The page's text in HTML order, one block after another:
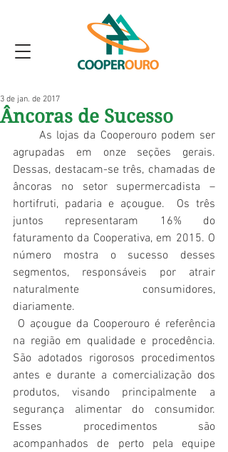
Âncoras de Sucesso
3 de jan. de 2017
      As lojas da Cooperouro podem ser
agrupadas em onze seções gerais.
Dessas, destacam-se três, chamadas de
âncoras no setor supermercadista –
hortifruti, padaria e açougue.  Os três
juntos representaram 16% do
faturamento da Cooperativa, em 2015. O
número mostra o sucesso desses
segmentos, responsáveis por atrair
naturalmente consumidores,
diariamente.
na região em qualidade e procedência.
São adotados rigorosos procedimentos
antes e durante a comercialização dos
produtos, visando principalmente a
segurança alimentar do consumidor.
Esses procedimentos são
acompanhados de perto pela equipe